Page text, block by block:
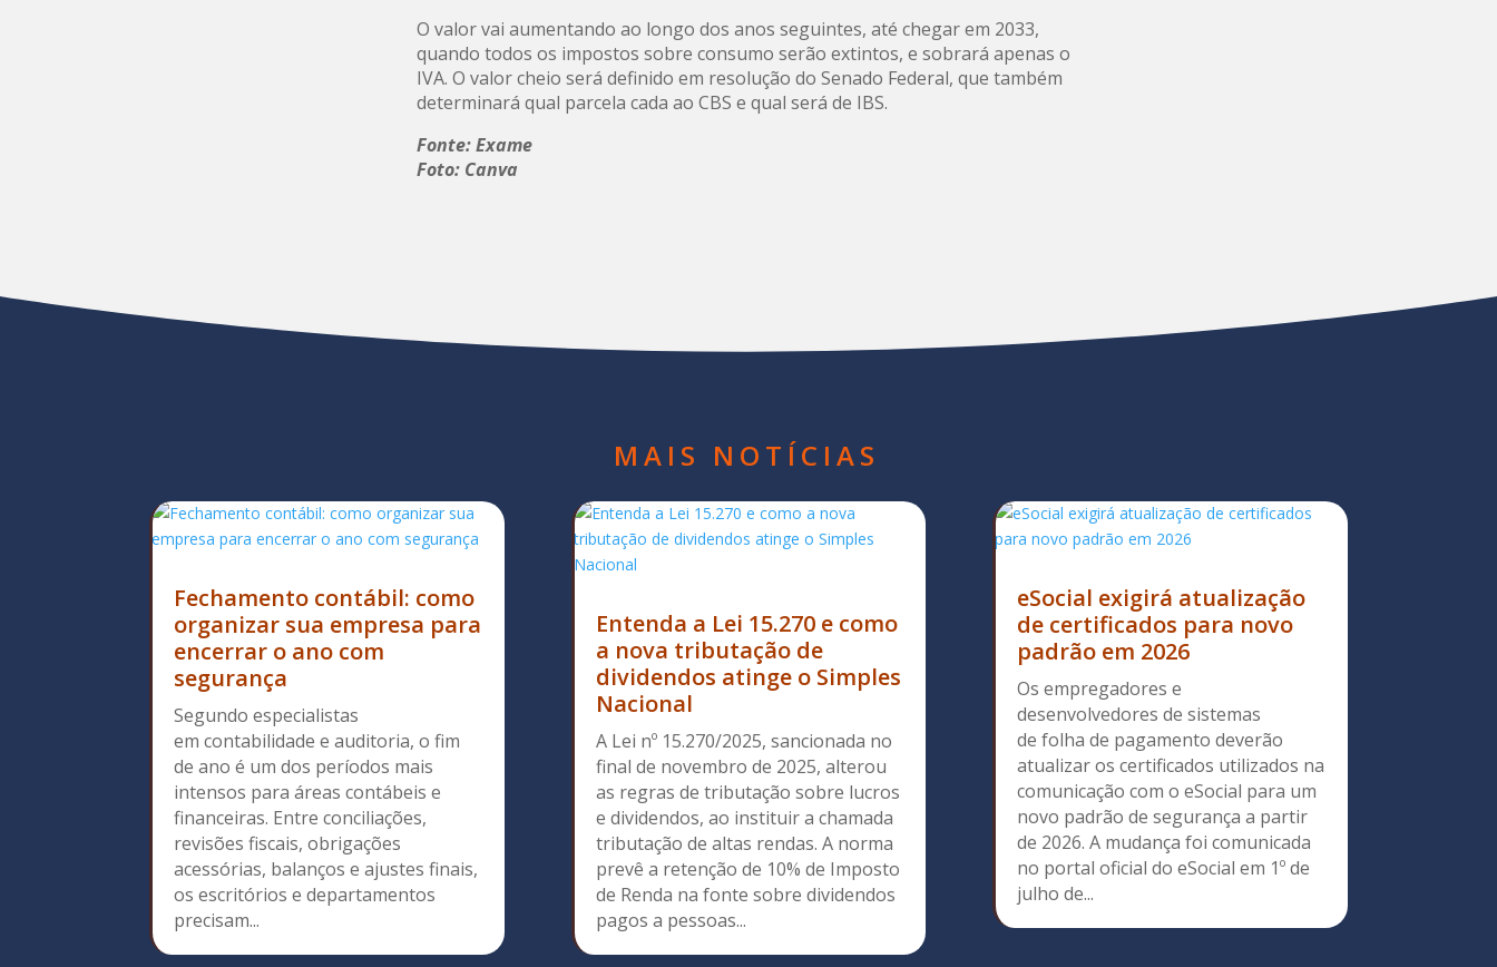
O valor vai aumentando ao longo dos anos seguintes, até chegar em 2033,
quando todos os impostos sobre consumo serão extintos, e sobrará apenas o
IVA. O valor cheio será definido em resolução do Senado Federal, que também
determinará qual parcela cada ao CBS e qual será de IBS.
Fonte: Exame
Foto: Canva
MAIS NOTÍCIAS
Fechamento contábil: como
organizar sua empresa para
encerrar o ano com
segurança
Segundo especialistas
em contabilidade e auditoria, o fim
de ano é um dos períodos mais
intensos para áreas contábeis e
financeiras. Entre conciliações,
revisões fiscais, obrigações
acessórias, balanços e ajustes finais,
os escritórios e departamentos
precisam...
Entenda a Lei 15.270 e como
a nova tributação de
dividendos atinge o Simples
Nacional
A Lei nº 15.270/2025, sancionada no
final de novembro de 2025, alterou
as regras de tributação sobre lucros
e dividendos, ao instituir a chamada
tributação de altas rendas. A norma
prevê a retenção de 10% de Imposto
de Renda na fonte sobre dividendos
pagos a pessoas...
eSocial exigirá atualização
de certificados para novo
padrão em 2026
Os empregadores e
desenvolvedores de sistemas
de folha de pagamento deverão
atualizar os certificados utilizados na
comunicação com o eSocial para um
novo padrão de segurança a partir
de 2026. A mudança foi comunicada
no portal oficial do eSocial em 1º de
julho de...